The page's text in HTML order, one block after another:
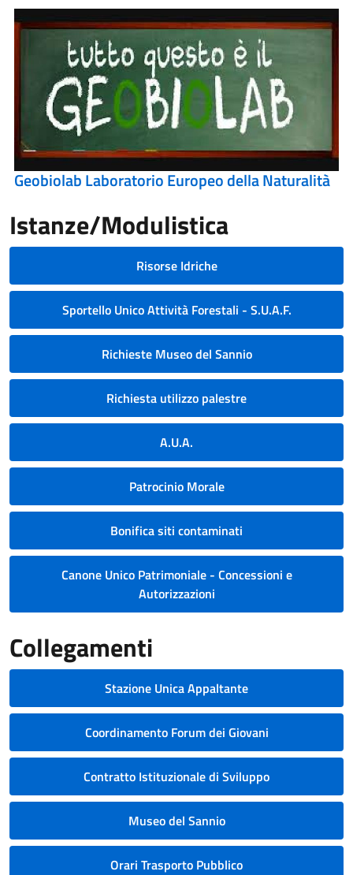
Geobiolab Laboratorio Europeo della Naturalità
Istanze/Modulistica
Risorse Idriche
Sportello Unico Attività Forestali - S.U.A.F.
Richieste Museo del Sannio
Richiesta utilizzo palestre
A.U.A.
Patrocinio Morale
Bonifica siti contaminati
Canone Unico Patrimoniale - Concessioni e
Autorizzazioni
Collegamenti
Stazione Unica Appaltante
Coordinamento Forum dei Giovani
Contratto Istituzionale di Sviluppo
Museo del Sannio
Orari Trasporto Pubblico